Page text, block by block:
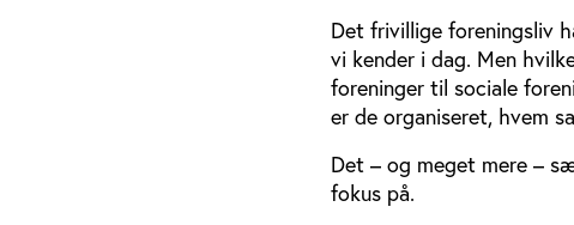
Det frivillige foreningsliv
vi kender i dag. Men
foreninger til sociale
er de organiseret, hvem
Det – og meget mere –
fokus på.